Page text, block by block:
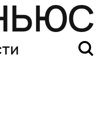
за массовое